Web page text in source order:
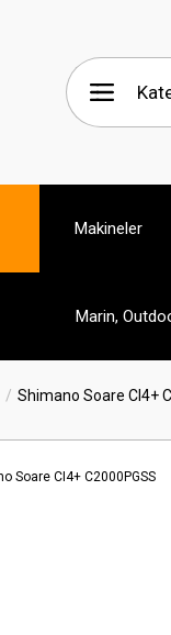
Makineler
Marin,
Shimano Soare CI4+